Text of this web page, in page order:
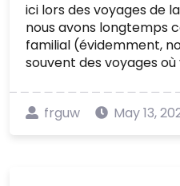
ici lors des voyages de
nous avons longtemps
familial (évidemment,
souvent des voyages où
frguw May 13,